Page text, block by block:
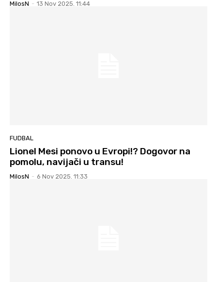
MilosN - 13 Nov 2025. 11:44
FUDBAL
Lionel Mesi ponovo u Evropi!? Dogovor na
pomolu, navijači u transu!
MilosN - 6 Nov 2025. 11:33